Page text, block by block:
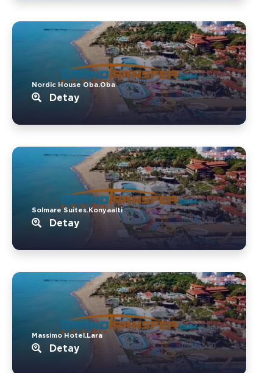
Nordic House Oba.Oba
Detay
Solmare Suites.Konyaalti
Detay
Massimo Hotel.Lara
Detay